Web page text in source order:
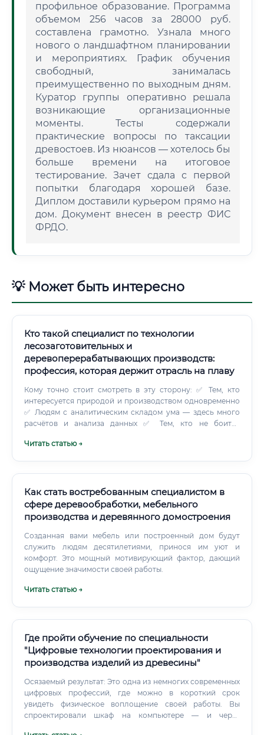
профильное образование. Программа
объемом 256 часов за 28000 руб.
составлена грамотно. Узнала много
нового о ландшафтном планировании
и мероприятиях. График обучения
свободный, занималась
преимущественно по выходным дням.
Куратор группы оперативно решала
возникающие организационные
моменты. Тесты содержали
практические вопросы по таксации
древостоев. Из нюансов — хотелось бы
больше времени на итоговое
тестирование. Зачет сдала с первой
попытки благодаря хорошей базе.
Диплом доставили курьером прямо на
дом. Документ внесен в реестр ФИС
ФРДО.
💡 Может быть интересно
Кто такой специалист по технологии
лесозаготовительных и
деревоперерабатывающих производств:
профессия, которая держит отрасль на плаву
Кому точно стоит смотреть в эту сторону: ✅ Тем, кто
интересуется природой и производством одновременно
✅ Людям с аналитическим складом ума — здесь много
расчётов и анализа данных ✅ Тем, кто не боится
которые хотят видеть результат своей работы руками —
— скорее всего, это не ваше. По крайней мере, на
начальном этапе карьеры точно придётся много
работать на производстве, часто бывать в
командировках, иногда жить вахтой. Особенно если вы
начинаете карьеру на лесозаготовительном
предприятии.
Читать статью →
Как стать востребованным специалистом в
сфере деревообработки, мебельного
производства и деревянного домостроения
Созданная вами мебель или построенный дом будут
служить людям десятилетиями, принося им уют и
комфорт. Это мощный мотивирующий фактор, дающий
ощущение значимости своей работы.
Читать статью →
Где пройти обучение по специальности
"Цифровые технологии проектирования и
производства изделий из древесины"
Осязаемый результат: Это одна из немногих современных
цифровых профессий, где можно в короткий срок
увидеть физическое воплощение своей работы. Вы
спроектировали шкаф на компьютере — и через